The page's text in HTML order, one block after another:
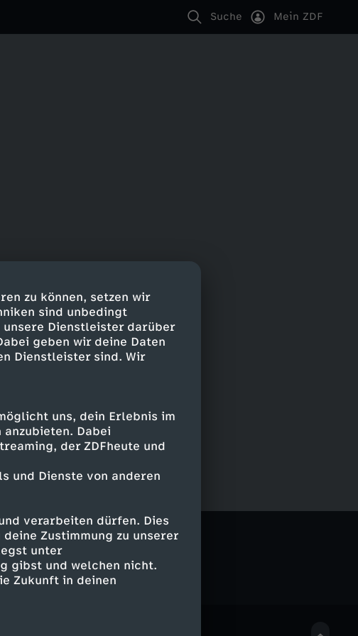
zu können, setzen wir
sind unbedingt
Dienstleister darüber
geben wir deine Daten
Dienstleister sind. Wir
uns, dein Erlebnis im
Dabei
der ZDFheute und
und Dienste von anderen
verarbeiten dürfen. Dies
Zustimmung zu unserer
unter
gibst und welchen nicht.
Zukunft in deinen
Suche Mein ZDF